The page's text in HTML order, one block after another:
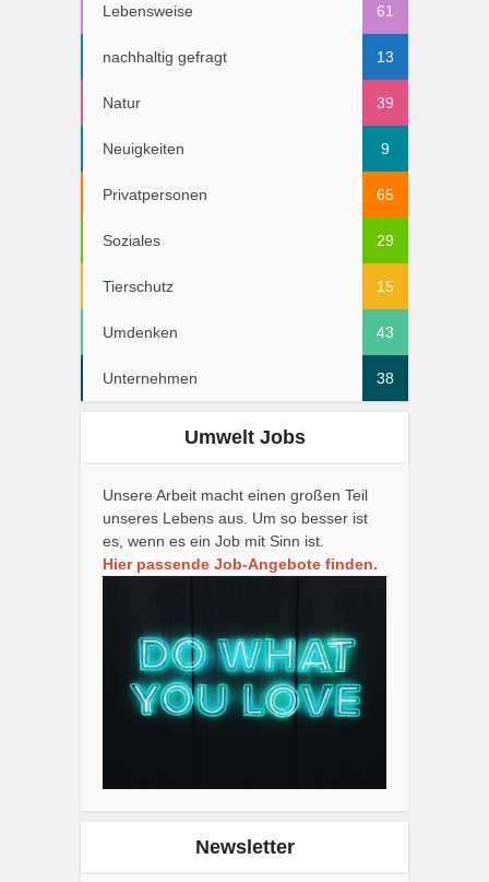
Lebensweise 61
nachhaltig gefragt 13
Natur 39
Neuigkeiten 9
Privatpersonen 65
Soziales 29
Tierschutz 15
Umdenken 43
Unternehmen 38
Umwelt Jobs
Unsere Arbeit macht einen großen Teil
unseres Lebens aus. Um so besser ist
es, wenn es ein Job mit Sinn ist.
Hier passende Job-Angebote finden.
Newsletter